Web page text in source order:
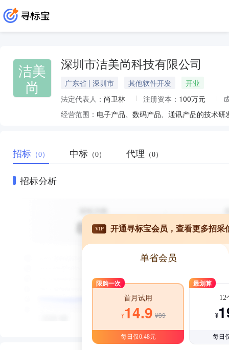
洁美
尚
深圳市洁美尚科技有限公司
广东省 | 深圳市 其他软件开发
开业
法定代表人： 尚卫林 注册资本： 100万元
经营范围：
招标 （0） 中标 （0） 代理 （0）
招标分析
VIP 开通寻标宝会员，查看更多招采
单省会员
限购一次
首月试用
¥14.9 ¥39
每日仅0.48元
最划算
12
¥
每日